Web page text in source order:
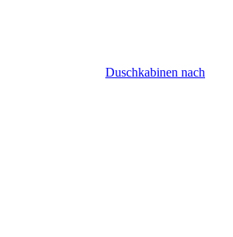
Duschkabinen nach